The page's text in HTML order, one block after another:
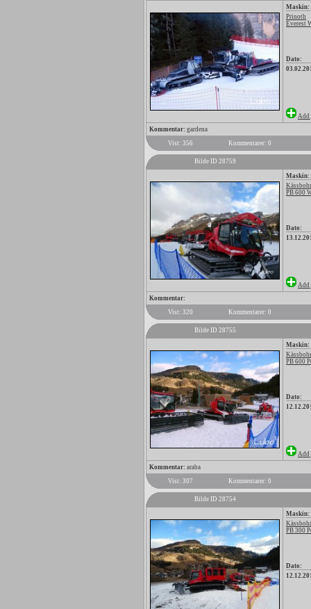
Maskin:
Prinoth
Everest
Dato:
Add
Kommentar: gardena
Vist: 356
Kommentarer: 0
Bilde ID 28759
Maskin:
PB 600
Dato:
Add
Kommentar:
Vist: 320
Kommentarer: 0
Bilde ID 28755
Maskin:
PB 600
Dato:
Add
Kommentar: araba
Vist: 307
Kommentarer: 0
Bilde ID 28754
Maskin:
PB 300
Dato: